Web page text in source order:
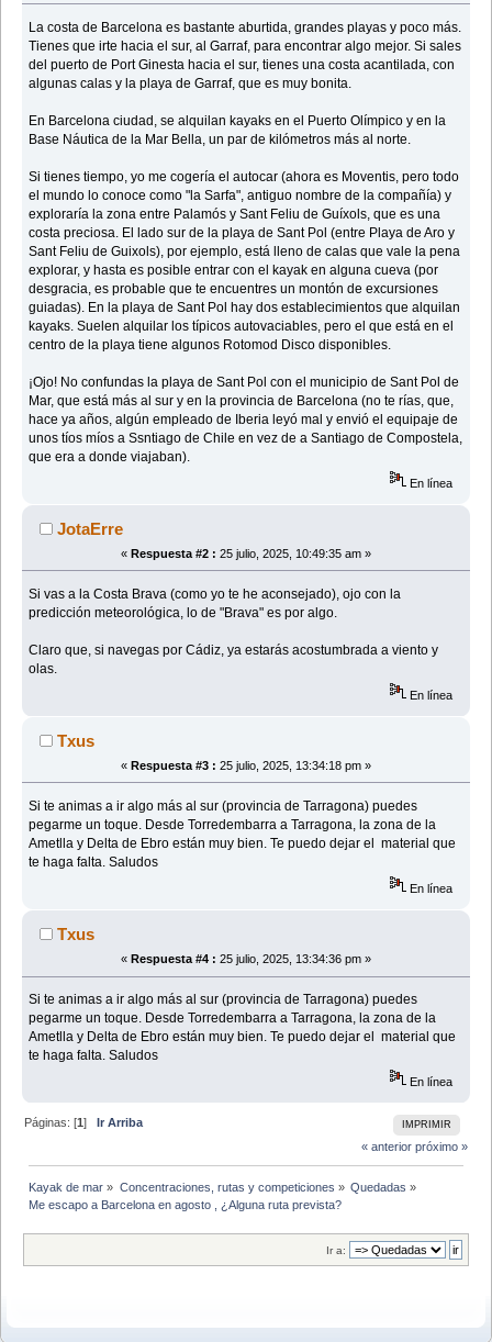
La costa de Barcelona es bastante aburtida, grandes playas y poco más.
Tienes que irte hacia el sur, al Garraf, para encontrar algo mejor. Si sales
del puerto de Port Ginesta hacia el sur, tienes una costa acantilada, con
algunas calas y la playa de Garraf, que es muy bonita.
En Barcelona ciudad, se alquilan kayaks en el Puerto Olímpico y en la
Base Náutica de la Mar Bella, un par de kilómetros más al norte.
Si tienes tiempo, yo me cogería el autocar (ahora es Moventis, pero todo
el mundo lo conoce como "la Sarfa", antiguo nombre de la compañía) y
exploraría la zona entre Palamós y Sant Feliu de Guíxols, que es una
costa preciosa. El lado sur de la playa de Sant Pol (entre Playa de Aro y
Sant Feliu de Guixols), por ejemplo, está lleno de calas que vale la pena
explorar, y hasta es posible entrar con el kayak en alguna cueva (por
desgracia, es probable que te encuentres un montón de excursiones
guiadas). En la playa de Sant Pol hay dos establecimientos que alquilan
kayaks. Suelen alquilar los típicos autovaciables, pero el que está en el
centro de la playa tiene algunos Rotomod Disco disponibles.
¡Ojo! No confundas la playa de Sant Pol con el municipio de Sant Pol de
Mar, que está más al sur y en la provincia de Barcelona (no te rías, que,
hace ya años, algún empleado de Iberia leyó mal y envió el equipaje de
unos tíos míos a Ssntiago de Chile en vez de a Santiago de Compostela,
que era a donde viajaban).
En línea
JotaErre
« Respuesta #2 : 25 julio, 2025, 10:49:35 am »
Si vas a la Costa Brava (como yo te he aconsejado), ojo con la
predicción meteorológica, lo de "Brava" es por algo.
Claro que, si navegas por Cádiz, ya estarás acostumbrada a viento y
olas.
En línea
Txus
« Respuesta #3 : 25 julio, 2025, 13:34:18 pm »
Si te animas a ir algo más al sur (provincia de Tarragona) puedes
pegarme un toque. Desde Torredembarra a Tarragona, la zona de la
Ametlla y Delta de Ebro están muy bien. Te puedo dejar el material que
te haga falta. Saludos
En línea
Txus
« Respuesta #4 : 25 julio, 2025, 13:34:36 pm »
Si te animas a ir algo más al sur (provincia de Tarragona) puedes
pegarme un toque. Desde Torredembarra a Tarragona, la zona de la
Ametlla y Delta de Ebro están muy bien. Te puedo dejar el material que
te haga falta. Saludos
En línea
IMPRIMIR
Páginas: [1]
Ir Arriba
« anterior próximo »
Kayak de mar » Concentraciones, rutas y competiciones » Quedadas »
Me escapo a Barcelona en agosto , ¿Alguna ruta prevista?
Ir a: